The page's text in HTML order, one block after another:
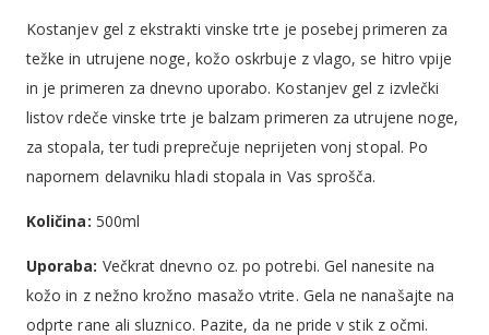
Kostanjev gel z ekstrakti vinske trte je posebej primeren za
težke in utrujene noge, kožo oskrbuje z vlago, se hitro vpije
in je primeren za dnevno uporabo. Kostanjev gel z izvlečki
listov rdeče vinske trte je balzam primeren za utrujene noge,
za stopala, ter tudi preprečuje neprijeten vonj stopal. Po
napornem delavniku hladi stopala in Vas sprošča.
Količina: 500ml
Uporaba: Večkrat dnevno oz. po potrebi. Gel nanesite na
kožo in z nežno krožno masažo vtrite. Gela ne nanašajte na
odprte rane ali sluznico. Pazite, da ne pride v stik z očmi.